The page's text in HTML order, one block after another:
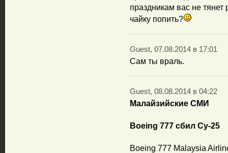
праздникам вас не тянет
чайку попить?
Guest, 07.08.2014 в 17:01
Сам ты враль.
Guest, 08.08.2014 в 04:22
Малайзийские СМИ
Boeing 777 сбил Су-25
Boeing 777 Malaysia